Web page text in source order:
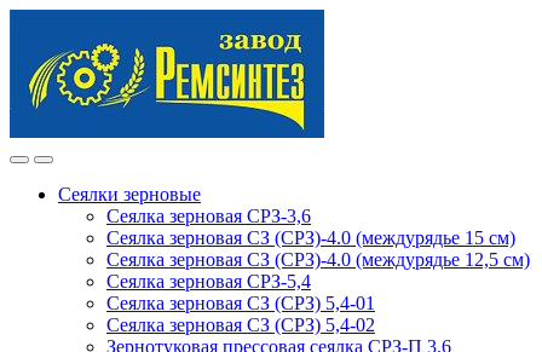
navigation
content
Сеялки зерновые
Сеялка зерновая СРЗ-3,6
Сеялка зерновая СЗ (СРЗ)-4.0 (междурядье 15 см)
Сеялка зерновая СЗ (СРЗ)-4.0 (междурядье 12,5 см)
Сеялка зерновая СРЗ-5,4
Сеялка зерновая СЗ (СРЗ) 5,4-01
Сеялка зерновая СЗ (СРЗ) 5,4-02
Зернотуковая прессовая сеялка СРЗ-П 3.6